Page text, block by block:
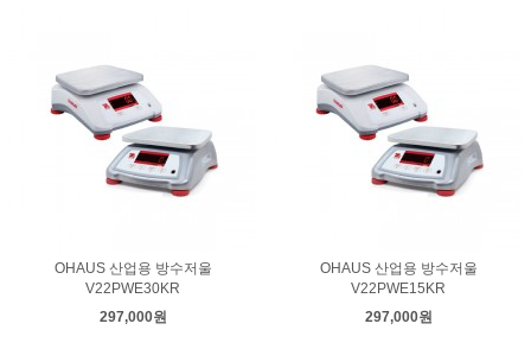
OHAUS 산업용 방수저울
V22PWE30KR
297,000원
OHAUS 산업용 방수저울
V22PWE15KR
297,000원